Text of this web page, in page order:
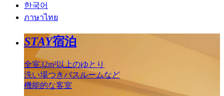
한국어
ภาษาไทย
STAY宿泊
全室32m²以上のゆとり
洗い場つきバスルームなど
機能的な客室